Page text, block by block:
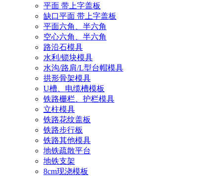
平面 带上字盖板
缺口平面 带上字盖板
平面六角、半六角
空心六角、半六角
路沿石模具
水利/锁块模具
水沟/路肩/L型台帽模具
拱形骨架模具
U槽、电缆槽模板
铁路栅栏、护栏模具
立柱模具
铁路花纹盖板
铁路步行板
铁路其他模具
地铁疏散平台
地铁支架
8cm现浇模板